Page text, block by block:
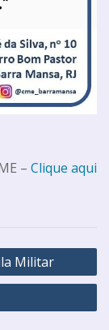
– Clique aqui
Militar